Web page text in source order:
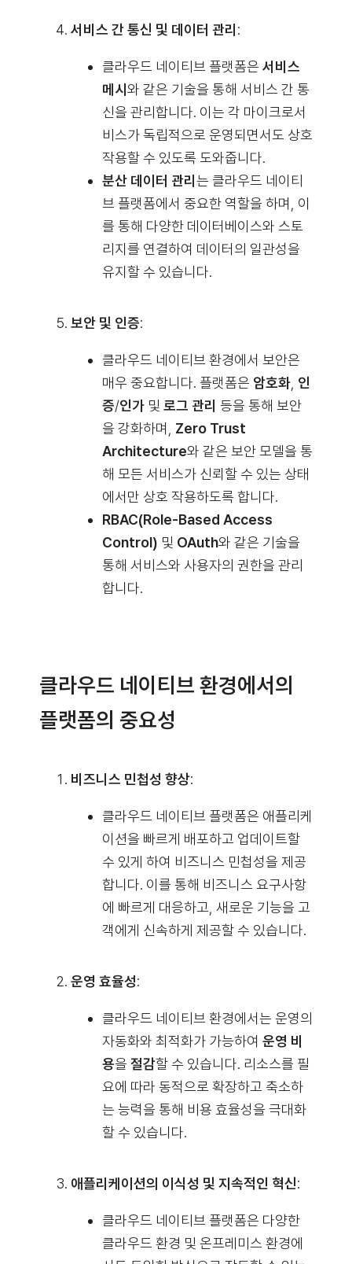
서비스 간 통신 및 데이터 관리:
클라우드 네이티브 플랫폼은 서비스
메시와 같은 기술을 통해 서비스 간 통
신을 관리합니다. 이는 각 마이크로서
비스가 독립적으로 운영되면서도 상호
작용할 수 있도록 도와줍니다.
분산 데이터 관리는 클라우드 네이티
브 플랫폼에서 중요한 역할을 하며, 이
를 통해 다양한 데이터베이스와 스토
리지를 연결하여 데이터의 일관성을
유지할 수 있습니다.
보안 및 인증:
클라우드 네이티브 환경에서 보안은
매우 중요합니다. 플랫폼은 암호화, 인
증/인가및 로그 관리 등을 통해 보안
을 강화하며, Zero Trust
Architecture와 같은 보안 모델을 통
해 모든 서비스가 신뢰할 수 있는 상태
에서만 상호 작용하도록 합니다.
RBAC(Role-Based Access
Control) 및 OAuth와 같은 기술을
통해 서비스와 사용자의 권한을 관리
합니다.
클라우드 네이티브 환경에서의
플랫폼의 중요성
비즈니스 민첩성 향상:
클라우드 네이티브 플랫폼은 애플리케
이션을 빠르게 배포하고 업데이트할
수 있게 하여 비즈니스 민첩성을 제공
합니다. 이를 통해 비즈니스 요구사항
에 빠르게 대응하고, 새로운 기능을 고
객에게 신속하게 제공할 수 있습니다.
운영 효율성:
클라우드 네이티브 환경에서는 운영의
자동화와 최적화가 가능하여 운영 비
용을 절감할 수 있습니다. 리소스를 필
요에 따라 동적으로 확장하고 축소하
는 능력을 통해 비용 효율성을 극대화
할 수 있습니다.
애플리케이션의 이식성 및 지속적인 혁신:
클라우드 네이티브 플랫폼은 다양한
클라우드 환경 및 온프레미스 환경에